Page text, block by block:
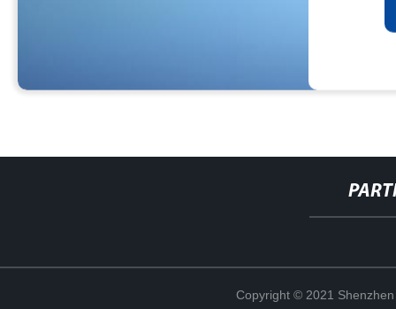
Copyright © 2021